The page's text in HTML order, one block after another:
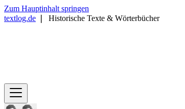
Zum Hauptinhalt springen
textlog.de
Historische Texte & Wörterbücher